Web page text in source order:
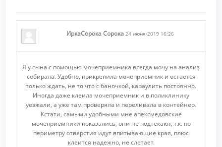
ИркаСорока Сорока 24 июня 2019 16:26
Я у сына с помощью мочеприемника всегда мочу на анализ
собирала. Удобно, прикрепила мочеприемник и остается
только ждать, не то что с баночкой, караулить постоянно.
Иногда даже клеила мочеприемник и в поликлинику
уезжали, а уже там проверяла и переливала в контейнер.
Кстати, самыми удобными мне апексмедовские
мочеприемники показались, они не подтекают, т.к. по
периметру отверстия идут впитывающие края, плюс
клеится надежно, не слетает.